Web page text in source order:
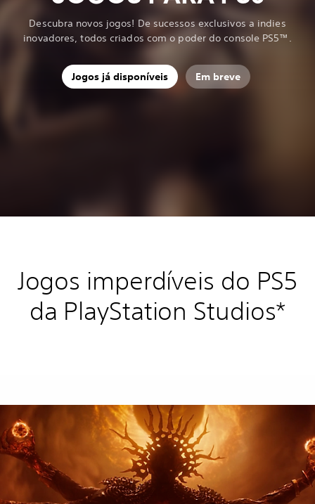
Descubra novos jogos! De sucessos exclusivos a indies
inovadores, todos criados com o poder do console PS5™.
Jogos já disponíveis Em breve
Jogos imperdíveis do PS5
da PlayStation Studios*